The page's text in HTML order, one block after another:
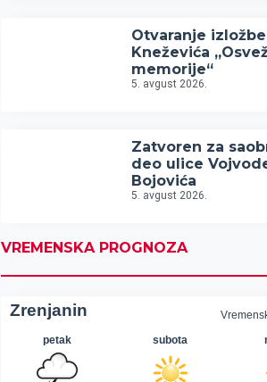
Otvaranje
Kneževića
memorije“
5. avgust 2026.
Zatvoren za
deo ulice
Bojovića
5. avgust 2026.
VREMENSKA PROGNOZA